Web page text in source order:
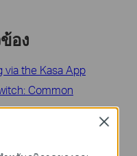
อง
via the Kasa App
Common
Plug?
Smart Switch
Close